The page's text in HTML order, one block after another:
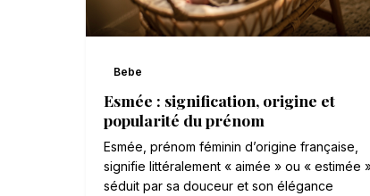
Bebe
Esmée : signification, origine et
popularité du prénom
Esmée, prénom féminin d’origine française,
signifie littéralement « aimée » ou « estimée
séduit par sa douceur et son élégance